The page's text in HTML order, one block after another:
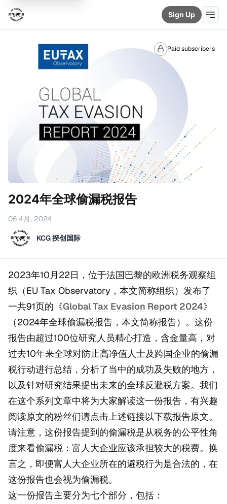
Sign Up
Paid subscribers
2024年全球偷漏税报告
06 4月, 2024
KCG 揆创国际
2023年10月22日，位于法国巴黎的欧洲税务观察组
织（EU Tax Observatory，本文简称组织）发布了
一共91页的《Global Tax Evasion Report 2024》
（2024年全球偷漏税报告，本文简称报告）。这份
报告由超过100位研究人员精心打造，含金量高，对
过去10年来全球对防止高净值人士及跨国企业的偷漏
税行动进行总结，分析了当中的成功及失败的地方，
以及针对研究结果提出未来的全球反避税方案。我们
在这个系列文章中将为大家解读这一份报告，有兴趣
阅读原文的粉丝们请点击上述链接以下载报告原文。
请注意，这份报告提到的偷漏税是从税务的公平性角
度来看偷漏税：富人大企业应该承担较大的税费。换
言之，即便富人大企业所在的避税行为是合法的，在
这份报告也会视为偷漏税。
这一份报告主要分为七个部分，包括：